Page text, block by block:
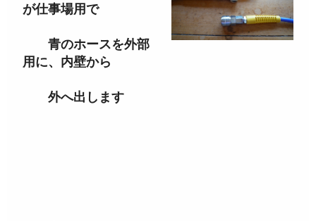
が仕事場用で
青のホースを外部
用に、内壁から
外へ出します